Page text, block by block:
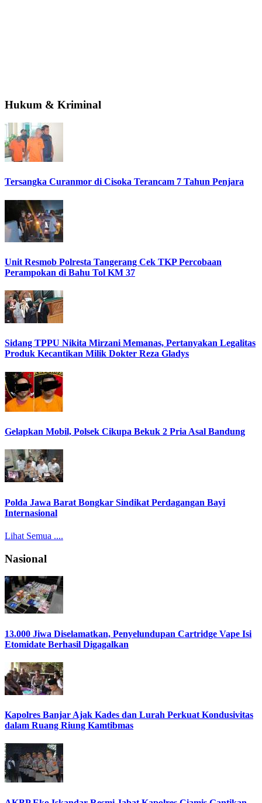
Hukum & Kriminal
Tersangka Curanmor di Cisoka Terancam 7 Tahun Penjara
Unit Resmob Polresta Tangerang Cek TKP Percobaan
Perampokan di Bahu Tol KM 37
Sidang TPPU Nikita Mirzani Memanas, Pertanyakan Legalitas
Produk Kecantikan Milik Dokter Reza Gladys
Gelapkan Mobil, Polsek Cikupa Bekuk 2 Pria Asal Bandung
Polda Jawa Barat Bongkar Sindikat Perdagangan Bayi
Internasional
Lihat Semua ....
Nasional
13.000 Jiwa Diselamatkan, Penyelundupan Cartridge Vape Isi
Etomidate Berhasil Digagalkan
Kapolres Banjar Ajak Kades dan Lurah Perkuat Kondusivitas
dalam Ruang Riung Kamtibmas